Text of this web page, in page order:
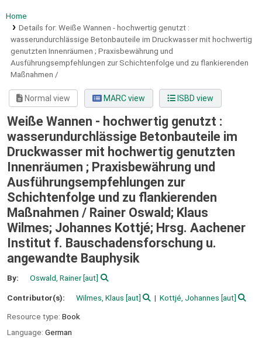
Home
Details for: Weiße Wannen - hochwertig genutzt :
wasserundurchlässige Betonbauteile im Druckwasser mit hochwertig
genutzten Innenräumen ; Praxisbewährung und
Ausführungsempfehlungen zur Schichtenfolge und zu flankierenden
Maßnahmen /
Normal view MARC view ISBD view
Weiße Wannen - hochwertig genutzt :
wasserundurchlässige Betonbauteile im
Druckwasser mit hochwertig genutzten
Innenräumen ; Praxisbewährung und
Ausführungsempfehlungen zur
Schichtenfolge und zu flankierenden
Maßnahmen / Rainer Oswald; Klaus
Wilmes; Johannes Kottjé; Hrsg. Aachener
Institut f. Bauschadensforschung u.
angewandte Bauphysik
By: Oswald, Rainer[aut]
Contributor(s): Wilmes, Klaus [aut] Kottjé, Johannes [aut]
Resource type: Book
Language: German